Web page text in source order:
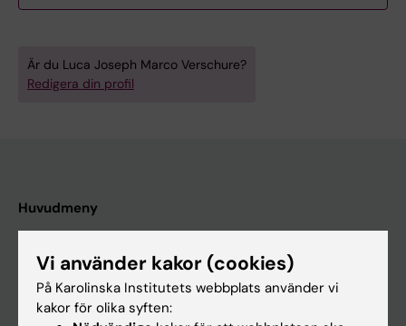
Är du Luca Joseph Marco Verschure?
Redigera din profil
Huvudmeny
Forskarutbildning
Forskning
Vi använder kakor (cookies)
På Karolinska Institutets webbplats använder vi
kakor för olika syften: